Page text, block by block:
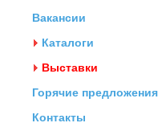
Вакансии
Каталоги
Выставки
Горячие предложения
Контакты